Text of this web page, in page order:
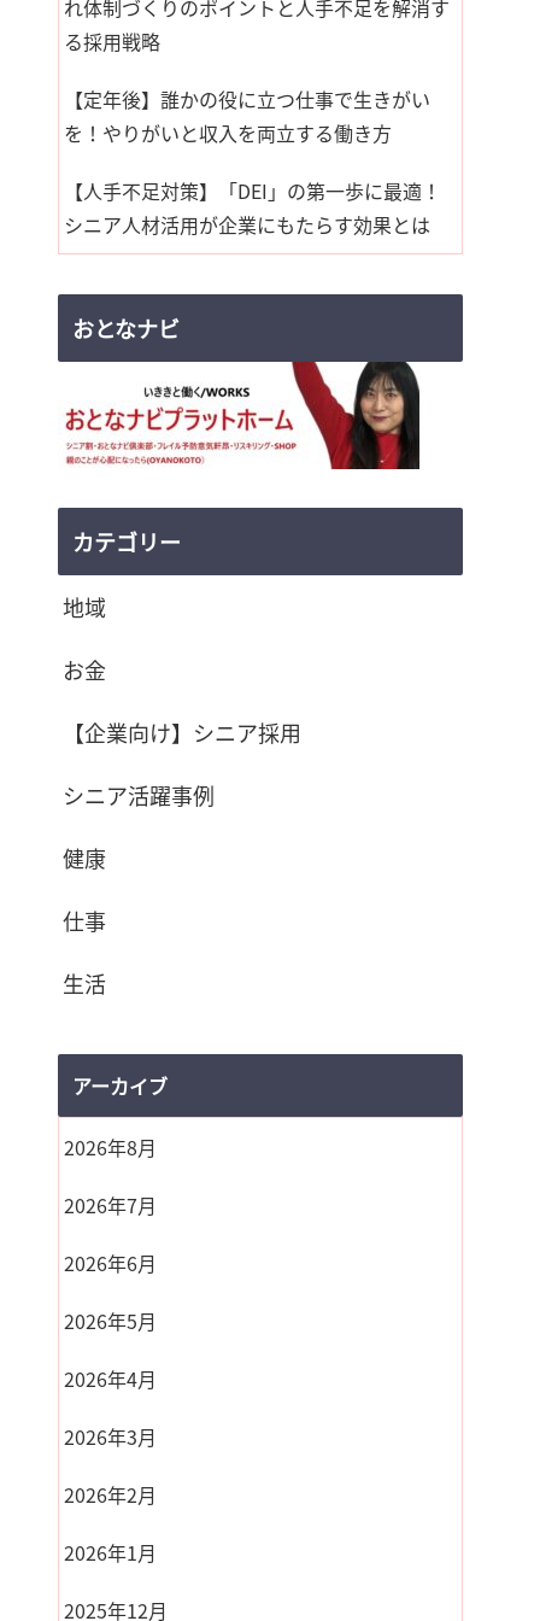
れ体制づくりのポイントと人手不足を解消す
る採用戦略
【定年後】誰かの役に立つ仕事で生きがい
を！やりがいと収入を両立する働き方
【人手不足対策】「DEI」の第一歩に最適！
シニア人材活用が企業にもたらす効果とは
おとなナビ
カテゴリー
地域
お金
【企業向け】シニア採用
シニア活躍事例
健康
仕事
生活
アーカイブ
2026年8月
2026年7月
2026年6月
2026年5月
2026年4月
2026年3月
2026年2月
2026年1月
2025年12月